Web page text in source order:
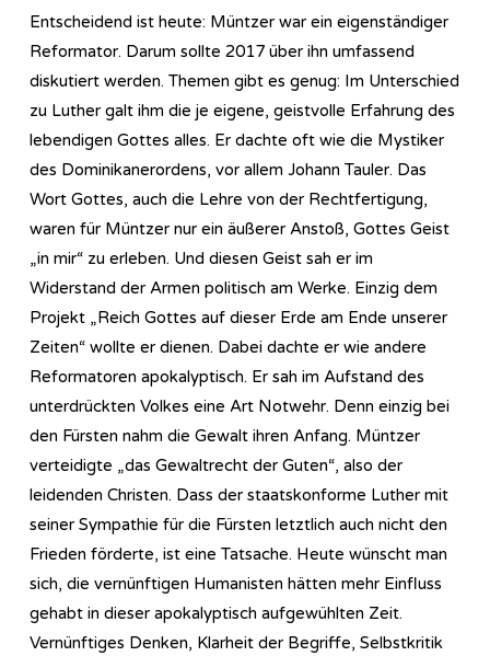
Entscheidend ist heute: Müntzer war ein eigenständiger
Reformator. Darum sollte 2017 über ihn umfassend
diskutiert werden. Themen gibt es genug: Im Unterschied
zu Luther galt ihm die je eigene, geistvolle Erfahrung des
lebendigen Gottes alles. Er dachte oft wie die Mystiker
des Dominikanerordens, vor allem Johann Tauler. Das
Wort Gottes, auch die Lehre von der Rechtfertigung,
waren für Müntzer nur ein äußerer Anstoß, Gottes Geist
„in mir“ zu erleben. Und diesen Geist sah er im
Widerstand der Armen politisch am Werke. Einzig dem
Projekt „Reich Gottes auf dieser Erde am Ende unserer
Zeiten“ wollte er dienen. Dabei dachte er wie andere
Reformatoren apokalyptisch. Er sah im Aufstand des
unterdrückten Volkes eine Art Notwehr. Denn einzig bei
den Fürsten nahm die Gewalt ihren Anfang. Müntzer
verteidigte „das Gewaltrecht der Guten“, also der
leidenden Christen. Dass der staatskonforme Luther mit
seiner Sympathie für die Fürsten letztlich auch nicht den
Frieden förderte, ist eine Tatsache. Heute wünscht man
sich, die vernünftigen Humanisten hätten mehr Einfluss
gehabt in dieser apokalyptisch aufgewühlten Zeit.
Vernünftiges Denken, Klarheit der Begriffe, Selbstkritik